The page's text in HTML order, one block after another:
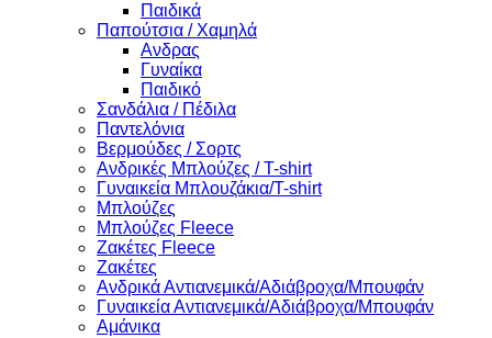
Παιδικά
Παπούτσια / Χαμηλά
Ανδρας
Γυναίκα
Παιδικό
Σανδάλια / Πέδιλα
Παντελόνια
Βερμούδες / Σορτς
Ανδρικές Μπλούζες / T-shirt
Γυναικεία Μπλουζάκια/T-shirt
Μπλούζες
Μπλούζες Fleece
Ζακέτες Fleece
Ζακέτες
Ανδρικά Αντιανεμικά/Αδιάβροχα/Μπουφάν
Γυναικεία Αντιανεμικά/Αδιάβροχα/Μπουφάν
Αμάνικα